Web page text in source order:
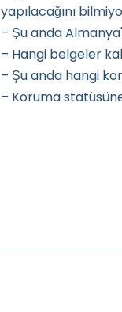
yapılacağını
– Şu anda
– Hangi belgeler
– Şu anda hangi
– Koruma